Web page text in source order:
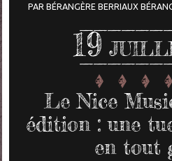
PAR BÉRANGÈRE BERRIAUX
19
Le Nice
édition : une
en tout